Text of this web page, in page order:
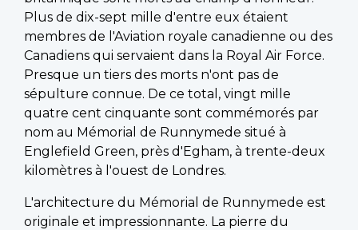
Plus de dix-sept mille d'entre eux étaient
membres de l'Aviation royale canadienne ou des
Canadiens qui servaient dans la Royal Air Force.
Presque un tiers des morts n'ont pas de
sépulture connue. De ce total, vingt mille
quatre cent cinquante sont commémorés par
nom au Mémorial de Runnymede situé à
Englefield Green, près d'Egham, à trente-deux
kilomètres à l'ouest de Londres.
L'architecture du Mémorial de Runnymede est
originale et impressionnante. La pierre du